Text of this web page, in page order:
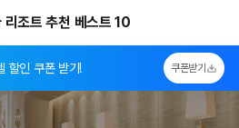
리조트 추천 베스트 10
할인 쿠폰 받기! 쿠폰받기